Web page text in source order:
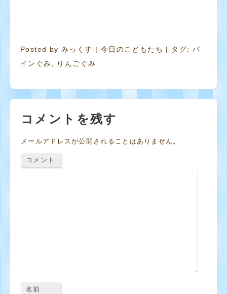
Posted byみっくす | 今日のこどもたち | タグ: パ
インぐみ
りんごぐみ
コメントを残す
メールアドレスが公開されることはありません。
コメント
名前